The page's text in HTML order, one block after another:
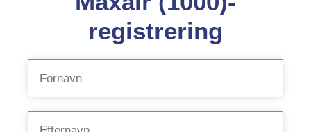
registrering